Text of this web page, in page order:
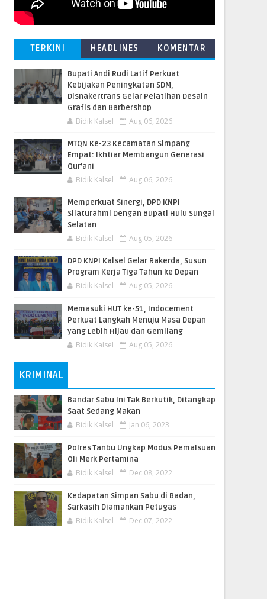
TERKINI HEADLINES KOMENTAR
Bupati Andi Rudi Latif Perkuat
Kebijakan Peningkatan SDM,
Disnakertrans Gelar Pelatihan Desain
Grafis dan Barbershop
Bidik Kalsel Aug 06, 2026
MTQN Ke-23 Kecamatan Simpang
Empat: Ikhtiar Membangun Generasi
Qur’ani
Bidik Kalsel Aug 06, 2026
Memperkuat Sinergi, DPD KNPI
Silaturahmi Dengan Bupati Hulu Sungai
Selatan
Bidik Kalsel Aug 05, 2026
DPD KNPI Kalsel Gelar Rakerda, Susun
Program Kerja Tiga Tahun ke Depan
Bidik Kalsel Aug 05, 2026
Memasuki HUT ke-51, Indocement
Perkuat Langkah Menuju Masa Depan
yang Lebih Hijau dan Gemilang
Bidik Kalsel Aug 05, 2026
KRIMINAL
Bandar Sabu Ini Tak Berkutik, Ditangkap
Saat Sedang Makan
Bidik Kalsel Jan 06, 2023
Polres Tanbu Ungkap Modus Pemalsuan
Oli Merk Pertamina
Bidik Kalsel Dec 08, 2022
Kedapatan Simpan Sabu di Badan,
Sarkasih Diamankan Petugas
Bidik Kalsel Dec 07, 2022